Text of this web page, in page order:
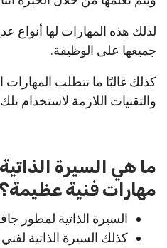
لذلك هذه المهارات لها أنواع
جميعها على الوظيفة.
كذلك غالبًا ما تتطلب المهارات
والتقنيات اللازمة لاستخدام
ما هي السيرة
مهارات فنية عظيمة؟
السيرة الذاتية لمطور
كذلك السيرة الذاتية